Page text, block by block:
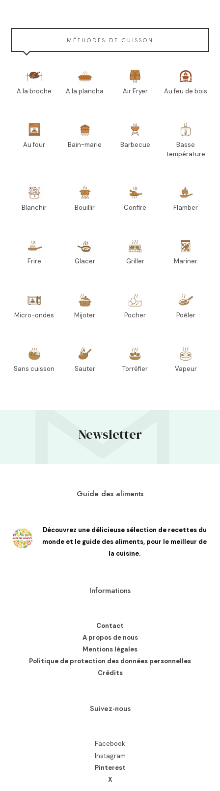
MÉTHODES DE CUISSON
A la broche A la plancha Air Fryer Au feu de bois
Au four Bain-marie Barbecue
Basse
température
Blanchir Bouillir Confire Flamber
Frire Glacer Griller Mariner
Micro-ondes Mijoter Pocher Poêler
Sans cuisson Sauter Torréfier Vapeur
Newsletter
Guide des aliments
Découvrez une délicieuse sélection de recettes du
monde et le guide des aliments, pour le meilleur de
la cuisine.
Informations
Contact
A propos de nous
Mentions légales
Politique de protection des données personnelles
Crédits
Suivez-nous
Facebook
Instagram
Pinterest
X